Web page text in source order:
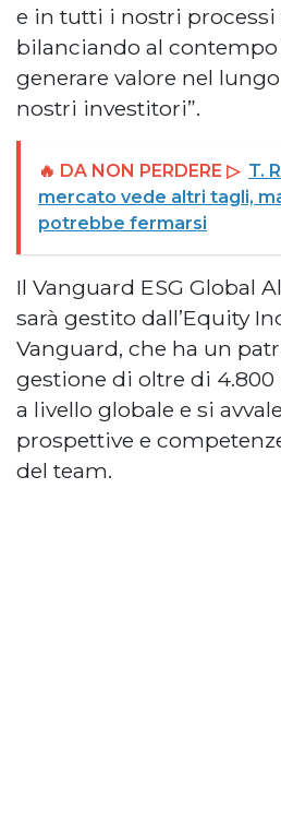
e in tutti i nostri processi
bilanciando al
generare valore nel
nostri investitori”.
🔥 DA NON PERDERE ▷ T.
mercato vede altri tagli,
potrebbe fermarsi
Il Vanguard ESG Global
sarà gestito dall’Equity
Vanguard, che ha un
gestione di oltre di
a livello globale e si
prospettive e
del team.